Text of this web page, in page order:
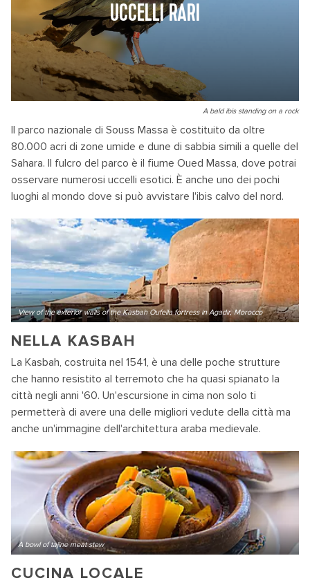
UCCELLI RARI
A bald ibis standing on a rock
Il parco nazionale di Souss Massa è costituito da oltre
80.000 acri di zone umide e dune di sabbia simili a quelle del
Sahara. Il fulcro del parco è il fiume Oued Massa, dove potrai
osservare numerosi uccelli esotici. È anche uno dei pochi
luoghi al mondo dove si può avvistare l'ibis calvo del nord.
View of the exterior walls of the Kasbah Oufella fortress in Agadir, Morocco
NELLA KASBAH
La Kasbah, costruita nel 1541, è una delle poche strutture
che hanno resistito al terremoto che ha quasi spianato la
città negli anni '60. Un'escursione in cima non solo ti
permetterà di avere una delle migliori vedute della città ma
anche un'immagine dell'architettura araba medievale.
A bowl of tajine meat stew
CUCINA LOCALE